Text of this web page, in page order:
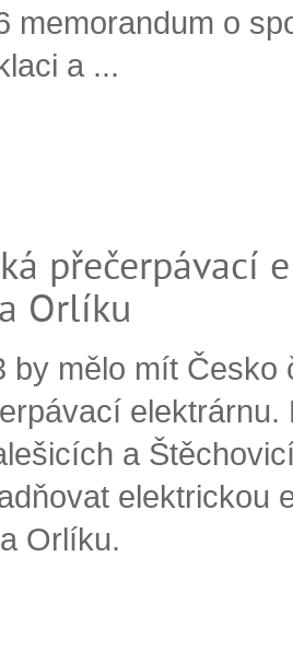
memorandum o
a ...
přečerpávací
Orlíku
by mělo mít Česko
elektrárnu.
a
elektrickou
Orlíku.